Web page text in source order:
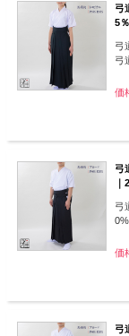
弓
5
弓
弓
価
弓
弓
価
弓